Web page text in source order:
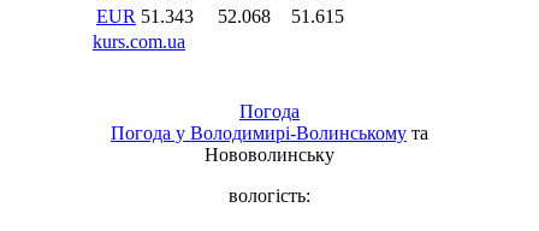
Погода
Погода у Володимирі-Волинському та
Нововолинську
вологість: